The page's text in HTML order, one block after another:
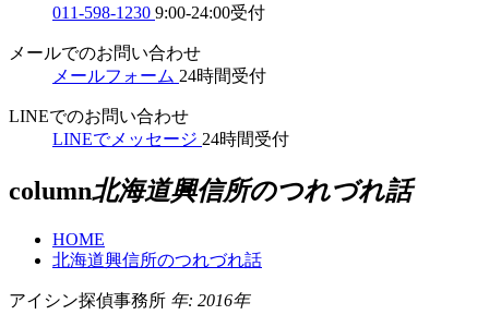
011-598-1230 9:00-24:00受付
メールでのお問い合わせ
メールフォーム 24時間受付
LINEでのお問い合わせ
LINEでメッセージ 24時間受付
column北海道興信所のつれづれ話
HOME
北海道興信所のつれづれ話
アイシン探偵事務所 年: 2016年